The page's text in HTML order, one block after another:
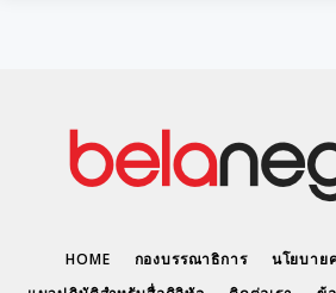
HOME กองบรรณาธิการ
นโยบาย